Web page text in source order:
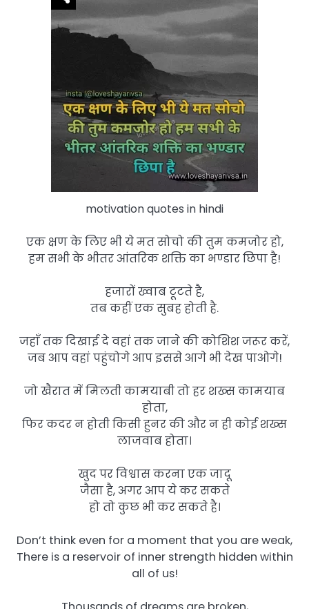
motivation quotes in hindi
एक क्षण के लिए भी ये मत सोचो की तुम कमजोर हो,
हम सभी के भीतर आंतरिक शक्ति का भण्डार छिपा है!
हजारों ख्वाब टूटते है,
तब कहीं एक सुबह होती है.
जहाँ तक दिखाई दे वहां तक जाने की कोशिश जरूर करें,
जब आप वहां पहुंचोगे आप इससे आगे भी देख पाओगे!
जो खैरात में मिलती कामयाबी तो हर शख्स कामयाब
होता,
फिर कदर न होती किसी हुनर की और न ही कोई शख्स
लाजवाब होता।
खुद पर विश्वास करना एक जादू
जैसा है, अगर आप ये कर सकते
हो तो कुछ भी कर सकते है।
Don’t think even for a moment that you are weak,
There is a reservoir of inner strength hidden within
all of us!